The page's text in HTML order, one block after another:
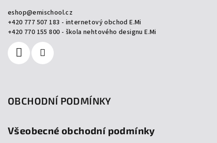
eshop@emischool.cz
+420 777 507 183 - internetový obchod E.Mi
+420 770 155 800 - škola nehtového designu E.Mi
OBCHODNÍ PODMÍNKY
Všeobecné obchodní podmínky